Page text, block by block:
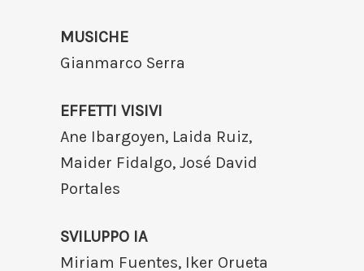
MUSICHE
Gianmarco Serra
EFFETTI VISIVI
Ane Ibargoyen, Laida Ruiz,
Maider Fidalgo, José David
Portales
SVILUPPO IA
Miriam Fuentes, Iker Orueta